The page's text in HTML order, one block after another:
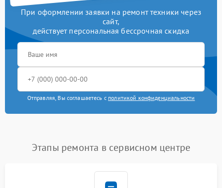
При оформлении заявки на ремонт техники через
сайт,
действует персональная бессрочная скидка
Отправляя, Вы соглашаетесь с политикой конфиденциальности
Этапы ремонта в сервисном центре